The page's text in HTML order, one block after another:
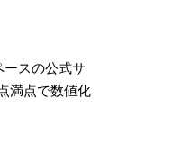
ースの公式サ
満点で数値化